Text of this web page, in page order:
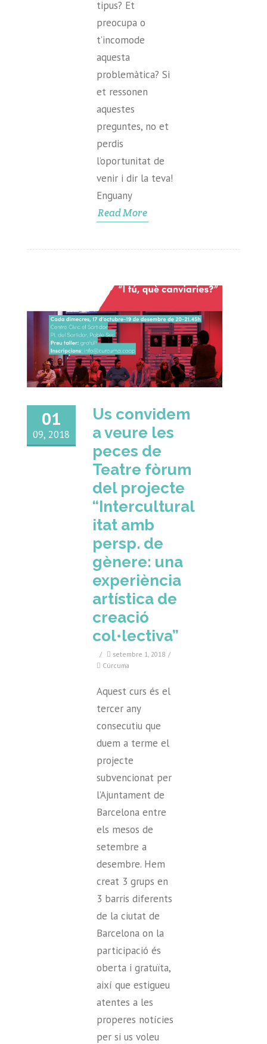
tipus? Et
preocupa o
t’incomode
aquesta
problemàtica? Si
et ressonen
aquestes
preguntes, no et
perdis
l’oportunitat de
venir i dir la teva!
Enguany
Read More
01
09, 2018
Us convidem
a veure les
peces de
Teatre fòrum
del projecte
“Intercultural
itat amb
persp. de
gènere: una
experiència
artística de
creació
col•lectiva”
/ setembre 1, 2018 /
Cúrcuma
Aquest curs és el
tercer any
consecutiu que
duem a terme el
projecte
subvencionat per
l’Ajuntament de
Barcelona entre
els mesos de
setembre a
desembre. Hem
creat 3 grups en
3 barris diferents
de la ciutat de
Barcelona on la
participació és
oberta i gratuïta,
així que estigueu
atentes a les
properes notícies
per si us voleu